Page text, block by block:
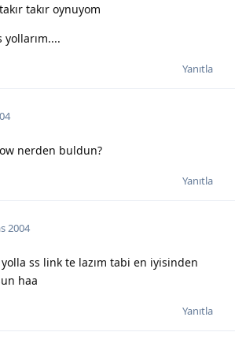
takır oynuyom
Yanıtla
nerden buldun?
Yanıtla
2004
ss link te lazım tabi en iyisinden
haa
Yanıtla